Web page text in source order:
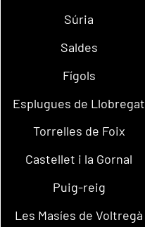
Súria
Saldes
Fígols
Esplugues de Llobregat
Torrelles de Foix
Castellet i la Gornal
Puig-reig
Les Masíes de Voltregà